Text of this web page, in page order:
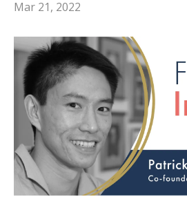
Mar 21, 2022